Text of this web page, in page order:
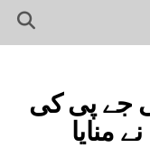
جے پی کی
منایا